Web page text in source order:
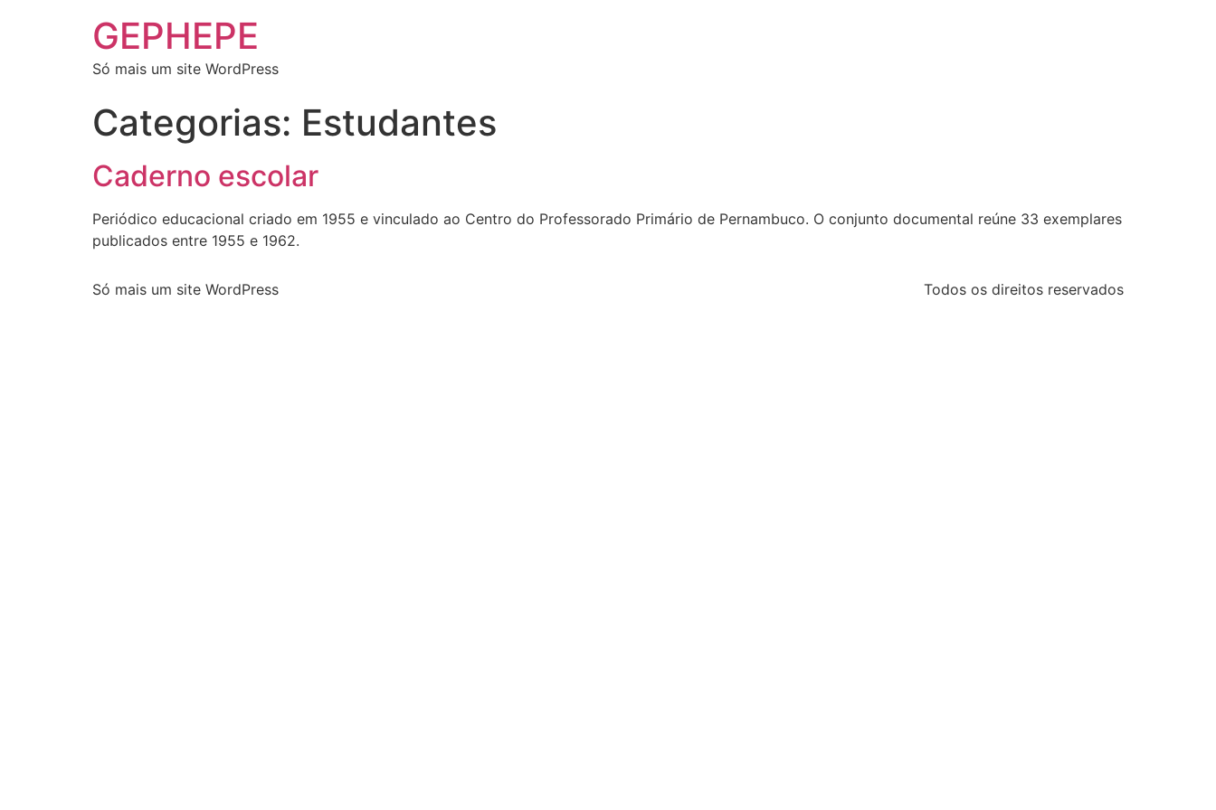
GEPHEPE
Só mais um site WordPress
Categorias: Estudantes
Caderno escolar
Periódico educacional criado em 1955 e vinculado ao Centro do Professorado Primário de Pernambuco. O conjunto documental reúne 33 exemplares
publicados entre 1955 e 1962.
Só mais um site WordPress Todos os direitos reservados